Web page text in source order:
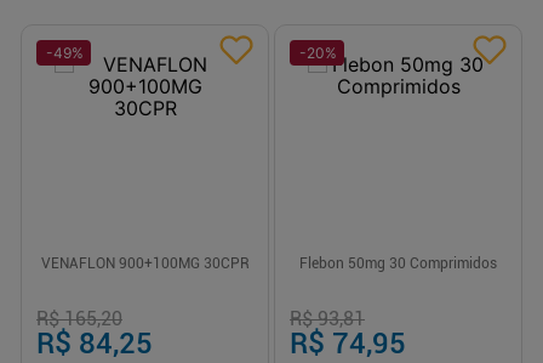
-49%
VENAFLON 900+100MG 30CPR
R$ 165,20
R$ 84,25
-20%
Flebon 50mg 30 Comprimidos
R$ 93,81
R$ 74,95